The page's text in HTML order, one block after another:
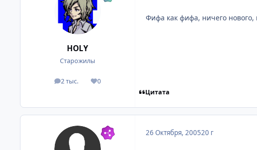
HOLY
Старожилы
2 тыс.
посты 0
Репутация
Фифа как фифа, ничего
Цитата
26 Октября, 200520 г